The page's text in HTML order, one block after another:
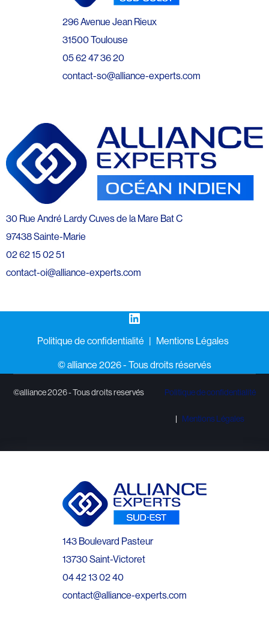
296 Avenue Jean Rieux
31500 Toulouse
05 62 47 36 20
contact-so@alliance-experts.com
30 Rue André Lardy Cuves de la Mare Bat C
97438 Sainte-Marie
02 62 15 02 51
contact-oi@alliance-experts.com
LinkedIn
Politique de confidentialité
Mentions Légales
©️ alliance 2026 - Tous droits réservés
©alliance 2026 - Tous droits reservés Politique de confidentialité
Mentions Légales
143 Boulevard Pasteur
13730 Saint-Victoret
04 42 13 02 40
contact@alliance-experts.com